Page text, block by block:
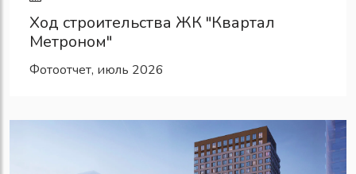
Ход строительства ЖК "Квартал
Метроном"
Фотоотчет, июль 2026